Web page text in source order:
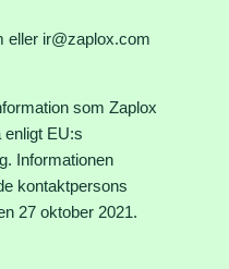
eller ir@zaplox.com
som Zaplox
enligt EU:s
Informationen
kontaktpersons
27 oktober 2021.